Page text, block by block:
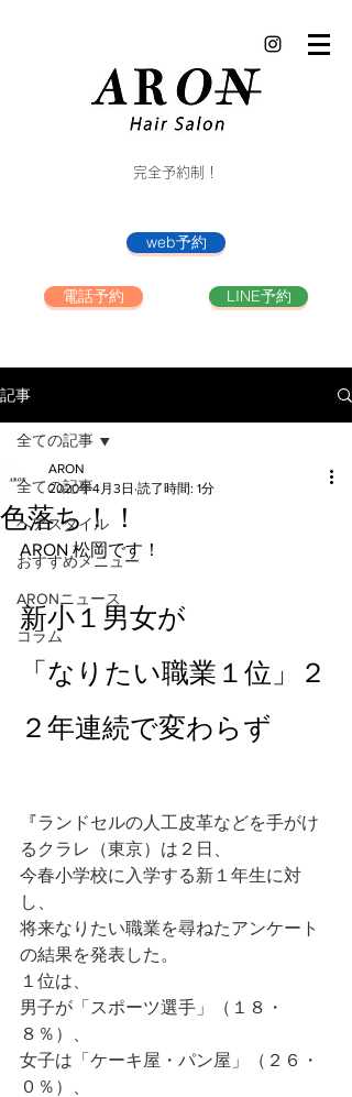
完全予約制！
web予約
電話予約 LINE予約
記事
全ての記事
ヘアスタイル
おすすめメニュー
ARONニュース
コラム
全ての記事
色落ち！！
ARON
2020年4月3日 読了時間: 1分
ARON 松岡です！
新小１男女が
「なりたい職業１位」２
２年連続で変わらず
『ランドセルの人工皮革などを手がけ
るクラレ（東京）は２日、
今春小学校に入学する新１年生に対
し、
将来なりたい職業を尋ねたアンケート
の結果を発表した。
１位は、
男子が「スポーツ選手」（１８・
８％）、
女子は「ケーキ屋・パン屋」（２６・
０％）、